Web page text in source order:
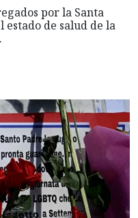
por la Santa
estado de salud de la